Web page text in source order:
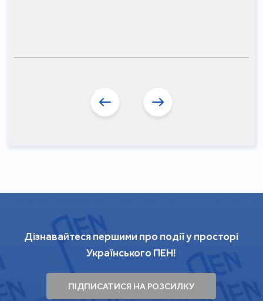
Дізнавайтеся першими про події у просторі
Українського ПЕН!
ПІДПИСАТИСЯ НА РОЗСИЛКУ